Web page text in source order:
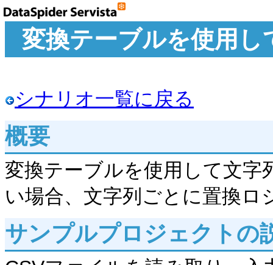
変換テーブルを使用
シナリオ一覧に戻る
概要
変換テーブルを使用して文字
い場合、文字列ごとに置換ロ
サンプルプロジェクトの